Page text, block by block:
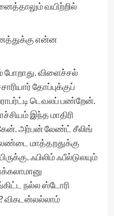
வயிற்றில்
என்ன
போறாது. விளைச்சல்
தோப்புக்குப்
டெவலப் பண்றேன்.
இந்த மாதிரி
அர்பன் லேண்ட் சீலிங்
மாத்தறதுக்கு
ஃபிலிம் ஃபீல்டுலயும்
நல்ல ஸ்டோரி
விகடன்லல்லாம்